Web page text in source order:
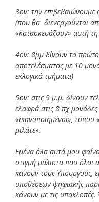
3ον: την
(που θα διενεργούνται
«κατασκευάζουν» αυτή
4ον: 8μμ δίνουν το
αποτελέσματος με 10
εκλογικά τμήματα)
5ον: στις 9 μ.μ. δίνουν
ελαφρά στις 8 πχ
«ικανοποιημένοι», τύπου
μιλάτε».
Εμένα όλα αυτά μου
στιγμή μάλιστα που όλοι
κάνουν τους Υπουργούς,
υποθέσεων ψηφιακής
κάνουν με τις